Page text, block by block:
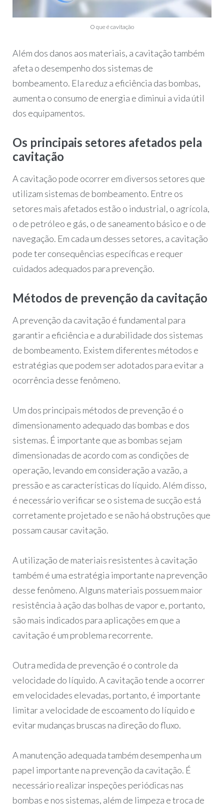
O que é cavitação
Além dos danos aos materiais, a cavitação também
afeta o desempenho dos sistemas de
bombeamento. Ela reduz a eficiência das bombas,
aumenta o consumo de energia e diminui a vida útil
dos equipamentos.
Os principais setores afetados pela
cavitação
A cavitação pode ocorrer em diversos setores que
utilizam sistemas de bombeamento. Entre os
setores mais afetados estão o industrial, o agrícola,
o de petróleo e gás, o de saneamento básico e o de
navegação. Em cada um desses setores, a cavitação
pode ter consequências específicas e requer
cuidados adequados para prevenção.
Métodos de prevenção da cavitação
A prevenção da cavitação é fundamental para
garantir a eficiência e a durabilidade dos sistemas
de bombeamento. Existem diferentes métodos e
estratégias que podem ser adotados para evitar a
ocorrência desse fenômeno.
Um dos principais métodos de prevenção é o
dimensionamento adequado das bombas e dos
sistemas. É importante que as bombas sejam
dimensionadas de acordo com as condições de
operação, levando em consideração a vazão, a
pressão e as características do líquido. Além disso,
é necessário verificar se o sistema de sucção está
corretamente projetado e se não há obstruções que
possam causar cavitação.
A utilização de materiais resistentes à cavitação
também é uma estratégia importante na prevenção
desse fenômeno. Alguns materiais possuem maior
resistência à ação das bolhas de vapor e, portanto,
são mais indicados para aplicações em que a
cavitação é um problema recorrente.
Outra medida de prevenção é o controle da
velocidade do líquido. A cavitação tende a ocorrer
em velocidades elevadas, portanto, é importante
limitar a velocidade de escoamento do líquido e
evitar mudanças bruscas na direção do fluxo.
A manutenção adequada também desempenha um
papel importante na prevenção da cavitação. É
necessário realizar inspeções periódicas nas
bombas e nos sistemas, além de limpeza e troca de